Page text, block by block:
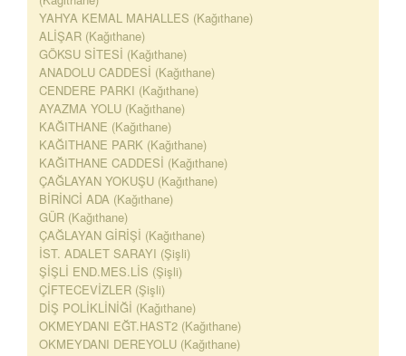
YAHYA KEMAL MAHALLES (Kağıthane)
ALİŞAR (Kağıthane)
GÖKSU SİTESİ (Kağıthane)
ANADOLU CADDESİ (Kağıthane)
CENDERE PARKI (Kağıthane)
AYAZMA YOLU (Kağıthane)
KAĞITHANE (Kağıthane)
KAĞITHANE PARK (Kağıthane)
KAĞITHANE CADDESİ (Kağıthane)
ÇAĞLAYAN YOKUŞU (Kağıthane)
BİRİNCİ ADA (Kağıthane)
GÜR (Kağıthane)
ÇAĞLAYAN GİRİŞİ (Kağıthane)
İST. ADALET SARAYI (Şişli)
ŞİŞLİ END.MES.LİS (Şişli)
ÇİFTECEVİZLER (Şişli)
DİŞ POLİKLİNİĞİ (Kağıthane)
OKMEYDANI EĞT.HAST2 (Kağıthane)
OKMEYDANI DEREYOLU (Kağıthane)